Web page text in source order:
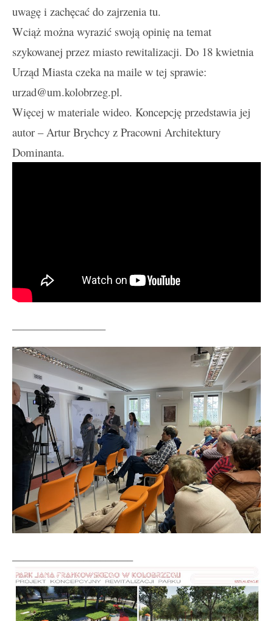
uwagę i zachęcać do zajrzenia tu.
Wciąż można wyrazić swoją opinię na temat
szykowanej przez miasto rewitalizacji. Do 18 kwietnia
Urząd Miasta czeka na maile w tej sprawie:
urzad@um.kolobrzeg.pl.
Więcej w materiale wideo. Koncepcję przedstawia jej
autor – Artur Brychcy z Pracowni Architektury
Dominanta.